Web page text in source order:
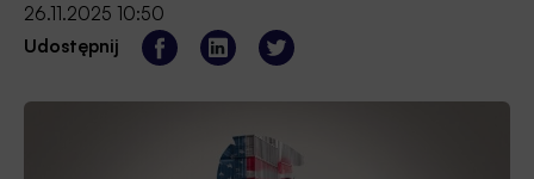
26.11.2025 10:50
Udostępnij